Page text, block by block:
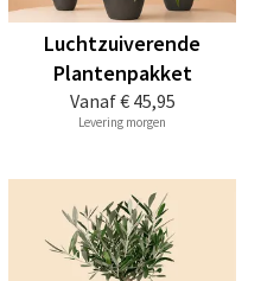
Vanaf€ 45,95
Luchtzuiverende
Plantenpakket
Levering morgen